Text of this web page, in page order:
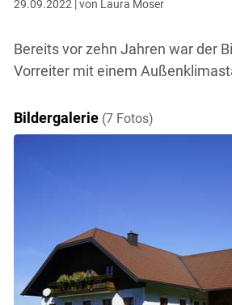
29.09.2022 | von Laura Moser
Bereits vor zehn Jahren war der
Vorreiter mit einem
Bildergalerie (7 Fotos)